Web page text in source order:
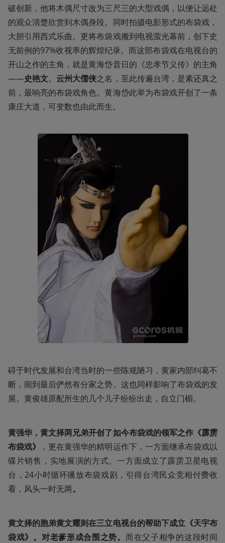
破创新，他将木偶尺寸改为三尺三的大型戏偶，以便让远处
的观众清楚欣赏到木偶身段。同时拍摄电影形式的布袋戏，
大胆引用西式乐曲。更将布袋戏搬到电视萤光幕前，创下史
无前例的97%收视率的辉煌纪录。而这部布袋戏在电视台的
开山之作的主角，就是黄海岱昔日的《忠孝节义传》的主角
——史艳文。 云州大儒侠之名，至此传遍台湾，是素还真之
前，最响亮的布袋戏角色。黄海岱此举为布袋戏开创了一条
康庄大道，可变数也由此而生。
碍于时代发展和台湾当时的一些陈规陋习，黄家内部纠葛不
断，闹到最后俨然有分家之势。这也同样影响了布袋戏的发
展。黄俊雄原配所生的几个儿子纷纷出走，自立门楣。
黄强华，黄文择两兄弟开创了如今布袋戏的领军之作《霹雳
布袋戏》
，更在黄强华的精明运作下，一方面继承布袋戏以
碟片销售，实地展演的方式。一方面成立了霹雳卫星电视
台，24小时循环播放布袋戏剧，引得台湾民众竞相付费收
看，风头一时无两。
黄文择的胞弟黄文耀则在三立电视台的帮助下成立《天宇布
袋戏》。对老爹形成合围之势。 而在父子相争的这段时间